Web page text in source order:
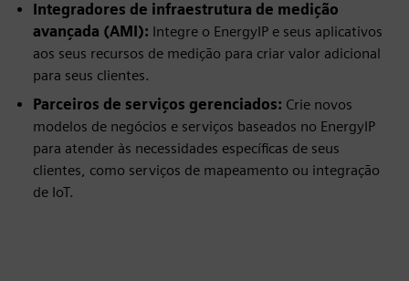
Integradores de infraestrutura de medição
avançada (AMI): Integre o EnergyIP e seus aplicativos
aos seus recursos de medição para criar valor adicional
para seus clientes.
Parceiros de serviços gerenciados: Crie novos
modelos de negócios e serviços baseados no EnergyIP
para atender às necessidades específicas de seus
clientes, como serviços de mapeamento ou integração
de IoT.